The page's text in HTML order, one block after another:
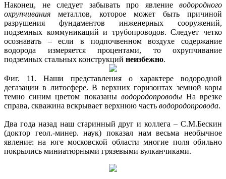
Наконец, не следует забывать про явление водородного
охрупчивания металлов, которое может быть причиной
разрушения фундаментов инженерных сооружений,
подземных коммуникаций и трубопроводов. Следует четко
осознавать – если в подпочвенном воздухе содержание
водорода измеряется процентами, то охрупчивание
подземных стальных конструкций неизбежно.
Фиг. 11. Наши представления о характере водородной
дегазации в литосфере. В верхних горизонтах земной коры
темно синим цветом показаны водородопроводыНа врезке
справа, скважина вскрывает верхнюю часть водородопровода.
Два года назад наш старинный друг и коллега – С.М.Бескин
(доктор геол.-минер. наук) показал нам весьма необычное
явление: на юге московской области многие поля обильно
покрылись миниатюрными грязевыми вулканчиками.